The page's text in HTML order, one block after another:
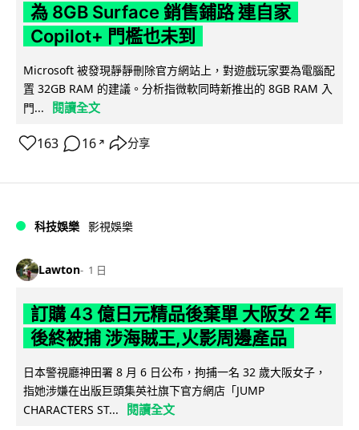
為 8GB Surface 銷售鋪路 連自家
Copilot+ 門檻也未到
Microsoft 被發現靜靜刪除官方網站上，對遊戲玩家要為電腦配
置 32GB RAM 的建議。分析指微軟同時新推出的 8GB RAM 入
門...
閱讀全文
163 16 ↗ 分享
科技娛樂 影視娛樂
Lawton 1 日
訂購 43 億日元精品後棄單 大阪女 2 年
後終被捕 涉海賊王,火影周邊產品
日本警視廳神田署 8 月 6 日公布，拘捕一名 32 歲大阪女子，
指她涉嫌在出版巨頭集英社旗下官方網店「JUMP
CHARACTERS ST...
閱讀全文